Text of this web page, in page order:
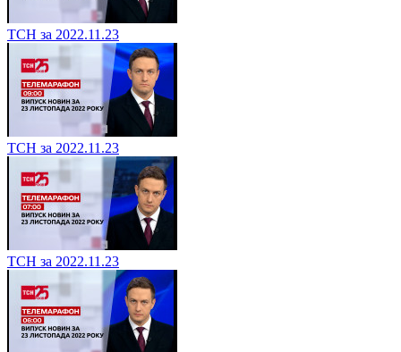
ТСН за 2022.11.23
ТСН за 2022.11.23
ТСН за 2022.11.23